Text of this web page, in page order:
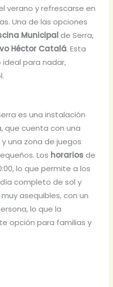
verano y refrescarse en
Una de las opciones
Municipalde Serra,
Héctor Catalá. Esta
para nadar,
es una instalación
que cuenta con una
una zona de juegos
Los horariosde
lo que permite a los
completo de sol y
asequibles, con un
lo que la
opción para familias y